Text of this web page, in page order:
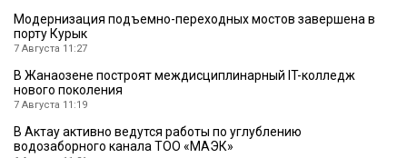
Модернизация подъемно-переходных мостов завершена в
порту Курык
7 Августа 11:27
В Жанаозене построят междисциплинарный IT-колледж
нового поколения
7 Августа 11:19
В Актау активно ведутся работы по углублению
водозаборного канала ТОО «МАЭК»